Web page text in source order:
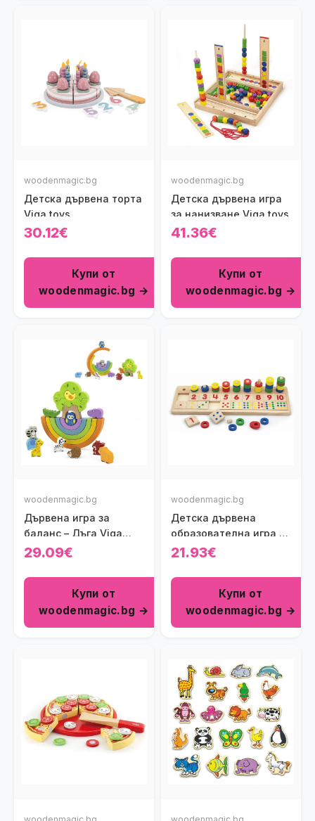
woodenmagic.bg
Детска дървена торта
Viga toys
30.12€
Купи от
woodenmagic.bg →
woodenmagic.bg
Детска дървена игра
за нанизване Viga toys
41.36€
Купи от
woodenmagic.bg →
woodenmagic.bg
Дървена игра за
баланс – Дъга Viga
toys
29.09€
Купи от
woodenmagic.bg →
woodenmagic.bg
Детска дървена
образователна игра за
научаване на цифрите
21.93€
Купи от
woodenmagic.bg →